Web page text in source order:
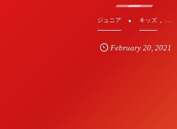
ジュニア キッズ, …
February 20, 2021